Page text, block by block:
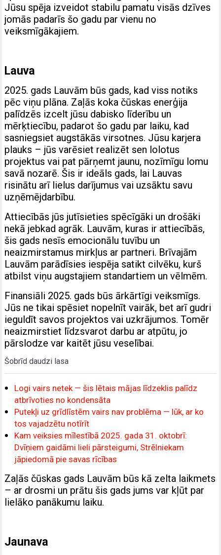
Jūsu spēja izveidot stabilu pamatu visās dzīves
jomās padarīs šo gadu par vienu no
veiksmīgākajiem.
Lauva
2025. gads Lauvām būs gads, kad viss notiks
pēc viņu plāna. Zaļās koka čūskas enerģija
palīdzēs izcelt jūsu dabisko līderību un
mērķtiecību, padarot šo gadu par laiku, kad
sasniegsiet augstākās virsotnes. Jūsu karjera
plauks – jūs varēsiet realizēt sen lolotus
projektus vai pat pārņemt jaunu, nozīmīgu lomu
savā nozarē. Šis ir ideāls gads, lai Lauvas
risinātu arī lielus darījumus vai uzsāktu savu
uzņēmējdarbību.
Attiecībās jūs jutīsieties spēcīgāki un drošāki
nekā jebkad agrāk. Lauvām, kuras ir attiecībās,
šis gads nesīs emocionālu tuvību un
neaizmirstamus mirkļus ar partneri. Brīvajām
Lauvām parādīsies iespēja satikt cilvēku, kurš
atbilst viņu augstajiem standartiem un vēlmēm.
Finansiāli 2025. gads būs ārkārtīgi veiksmīgs.
Jūs ne tikai spēsiet nopelnīt vairāk, bet arī gudri
ieguldīt savos projektos vai uzkrājumos. Tomēr
neaizmirstiet līdzsvarot darbu ar atpūtu, jo
pārslodze var kaitēt jūsu veselībai.
Šobrīd daudzi lasa
Logi vairs netek — šis lētais mājas līdzeklis palīdz
atbrīvoties no kondensāta
Putekļi uz grīdlīstēm vairs nav problēma — lūk, ar ko
tos vajadzētu notīrīt
Kam veiksies mīlestībā 2025. gada 31. oktobrī:
Dvīņiem gaidāmi lieli pārsteigumi, Strēlniekam
jāpiedomā pie savas rīcības
Zaļās čūskas gads Lauvām būs kā zelta laikmets
– ar drosmi un prātu šis gads jums var kļūt par
lielāko panākumu laiku.
Jaunava